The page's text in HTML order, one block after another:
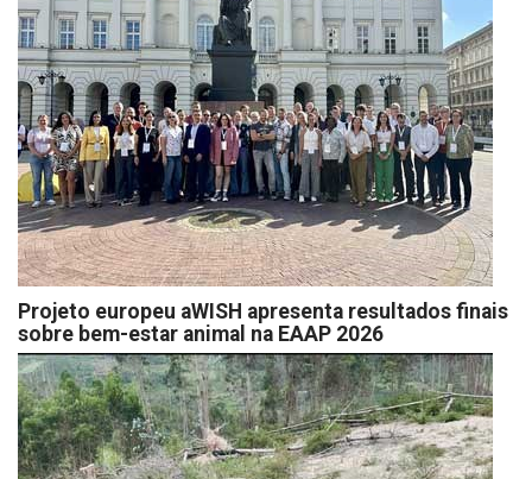
Projeto europeu aWISH apresenta resultados finais
sobre bem-estar animal na EAAP 2026